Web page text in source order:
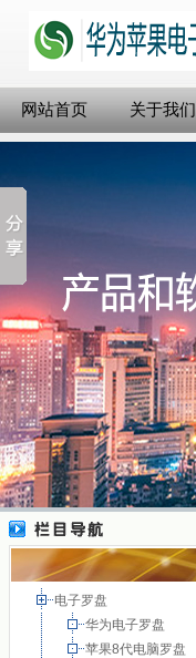
网站首页 关于我们
电子罗盘
华为电子罗盘
苹果8代电脑罗盘